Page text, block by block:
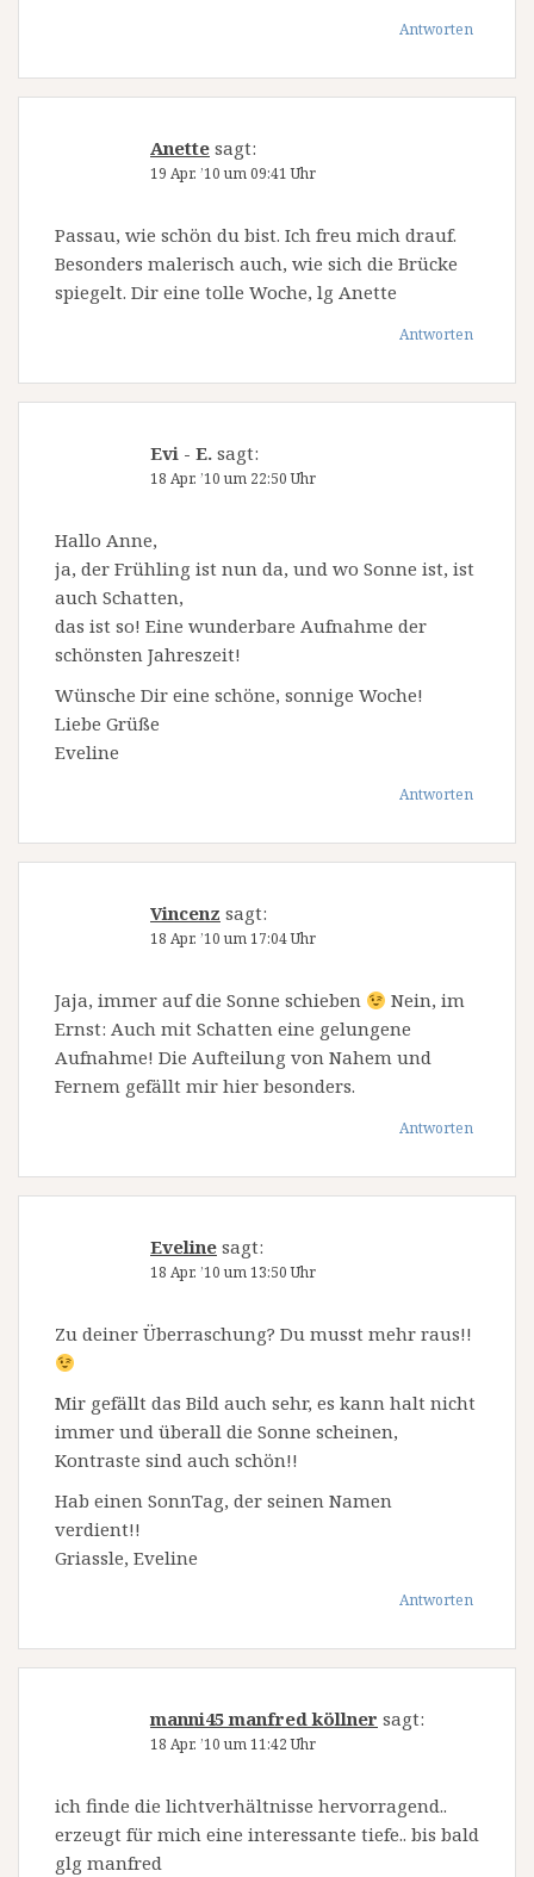
Antworten
Anette sagt:
19 Apr. ’10 um 09:41 Uhr
Passau, wie schön du bist. Ich freu mich drauf.
Besonders malerisch auch, wie sich die Brücke
spiegelt. Dir eine tolle Woche, lg Anette
Antworten
Evi - E. sagt:
18 Apr. ’10 um 22:50 Uhr
Hallo Anne,
ja, der Frühling ist nun da, und wo Sonne ist, ist
auch Schatten,
das ist so! Eine wunderbare Aufnahme der
schönsten Jahreszeit!
Wünsche Dir eine schöne, sonnige Woche!
Liebe Grüße
Eveline
Antworten
Vincenz sagt:
18 Apr. ’10 um 17:04 Uhr
Jaja, immer auf die Sonne schieben
Nein, im
Ernst: Auch mit Schatten eine gelungene
Aufnahme! Die Aufteilung von Nahem und
Fernem gefällt mir hier besonders.
Antworten
Eveline sagt:
18 Apr. ’10 um 13:50 Uhr
Zu deiner Überraschung? Du musst mehr raus!!
Mir gefällt das Bild auch sehr, es kann halt nicht
immer und überall die Sonne scheinen,
Kontraste sind auch schön!!
Hab einen SonnTag, der seinen Namen
verdient!!
Griassle, Eveline
Antworten
manni45 manfred köllner sagt:
18 Apr. ’10 um 11:42 Uhr
ich finde die lichtverhältnisse hervorragend..
erzeugt für mich eine interessante tiefe.. bis bald
glg manfred